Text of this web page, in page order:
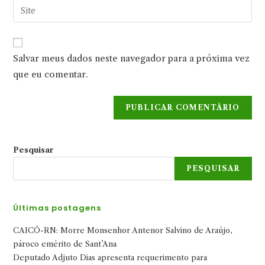
de
usuário
para
comentar
de
para
comentar
Digite
o
do
seu
site
Salvar meus dados neste navegador para a próxima vez
que eu comentar.
Pesquisar
PESQUISAR
Últimas postagens
CAICÓ-RN: Morre Monsenhor Antenor Salvino de Araújo,
pároco emérito de Sant’Ana
Deputado Adjuto Dias apresenta requerimento para